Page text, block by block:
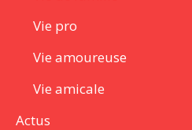
Vie pro
Vie amoureuse
Vie amicale
Actus